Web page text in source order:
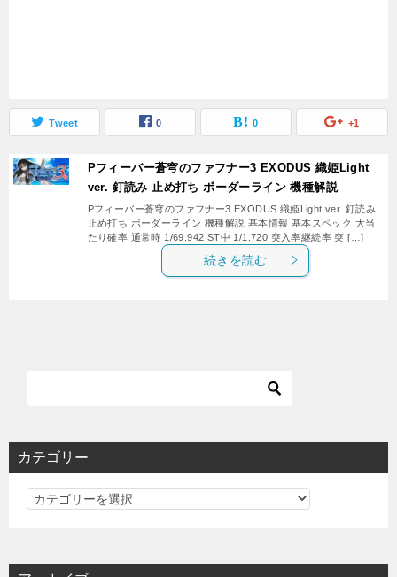
Tweet 0 0 +1
Pフィーバー蒼穹のファフナー3 EXODUS 織姫Light
ver. 釘読み 止め打ち ボーダーライン 機種解説
Pフィーバー蒼穹のファフナー3 EXODUS 織姫Light ver. 釘読み
止め打ち ボーダーライン 機種解説 基本情報 基本スペック 大当
たり確率 通常時 1/69.942 ST中 1/1.720 突入率継続率 突 […]
続きを読む
カテゴリー
カ
リ